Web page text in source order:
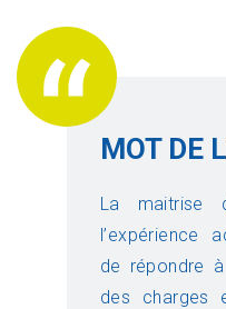
MOT DE
La maitrise
l’expérience
de répondre
des charges